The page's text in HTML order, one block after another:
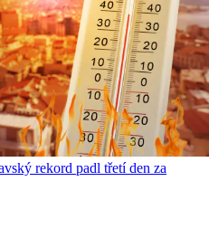
rekord padl třetí den za